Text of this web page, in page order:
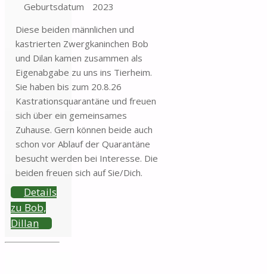
Geburtsdatum
2023
Diese beiden männlichen und
kastrierten Zwergkaninchen Bob
und Dilan kamen zusammen als
Eigenabgabe zu uns ins Tierheim.
Sie haben bis zum 20.8.26
Kastrationsquarantäne und freuen
sich über ein gemeinsames
Zuhause. Gern können beide auch
schon vor Ablauf der Quarantäne
besucht werden bei Interesse. Die
beiden freuen sich auf Sie/Dich.
Details
zu Bob,
Dillan